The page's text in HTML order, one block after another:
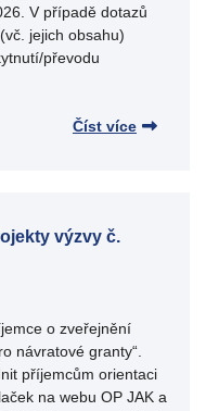
V případě dotazů
jejich obsahu)
převodu
Číst více
výzvy č.
o zveřejnění
návratové granty“.
příjemcům orientaci
na webu OP JAK a